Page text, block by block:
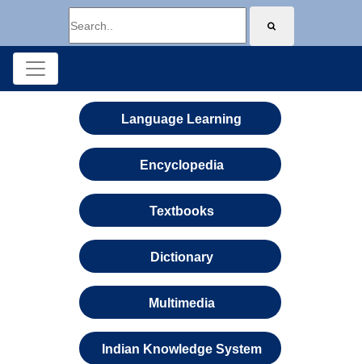
Language Learning
Encyclopedia
Textbooks
Dictionary
Multimedia
Indian Knowledge System